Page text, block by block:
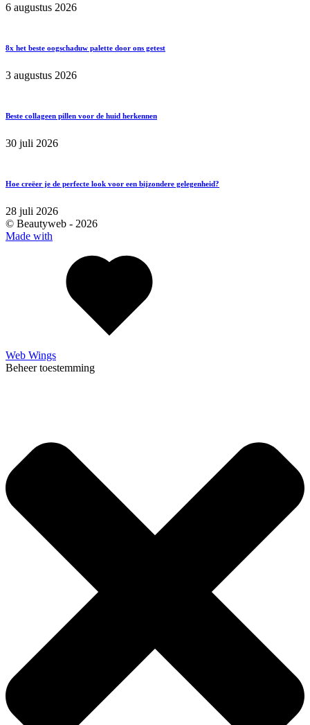
6 augustus 2026
8x het beste oogschaduw palette door ons getest
3 augustus 2026
Beste collageen pillen voor de huid herkennen
30 juli 2026
Hoe creëer je de perfecte look voor een bijzondere gelegenheid?
28 juli 2026
© Beautyweb - 2026
Made with
Web Wings
Beheer toestemming